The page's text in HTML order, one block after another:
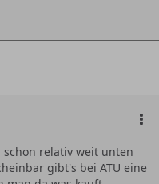
schon relativ weit unten
gibt's bei ATU eine